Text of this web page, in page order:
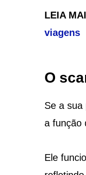
LEIA
viagens
O
Se a sua
a função
Ele